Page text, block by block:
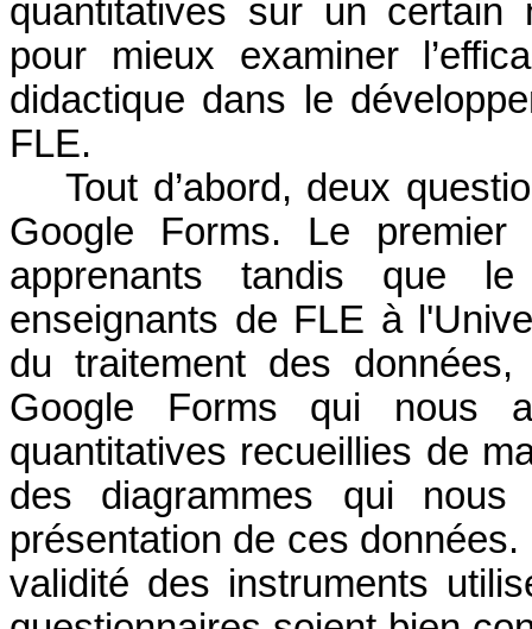
quantitatives sur un certain
pour mieux examiner
didactique dans le
FLE.
Tout d’abord, deux
Google Forms. Le premier
apprenants tandis que
enseignants de FLE à
du traitement des
Google Forms qui nous a
quantitatives recueillies de
des diagrammes qui
présentation de ces
validité des instruments